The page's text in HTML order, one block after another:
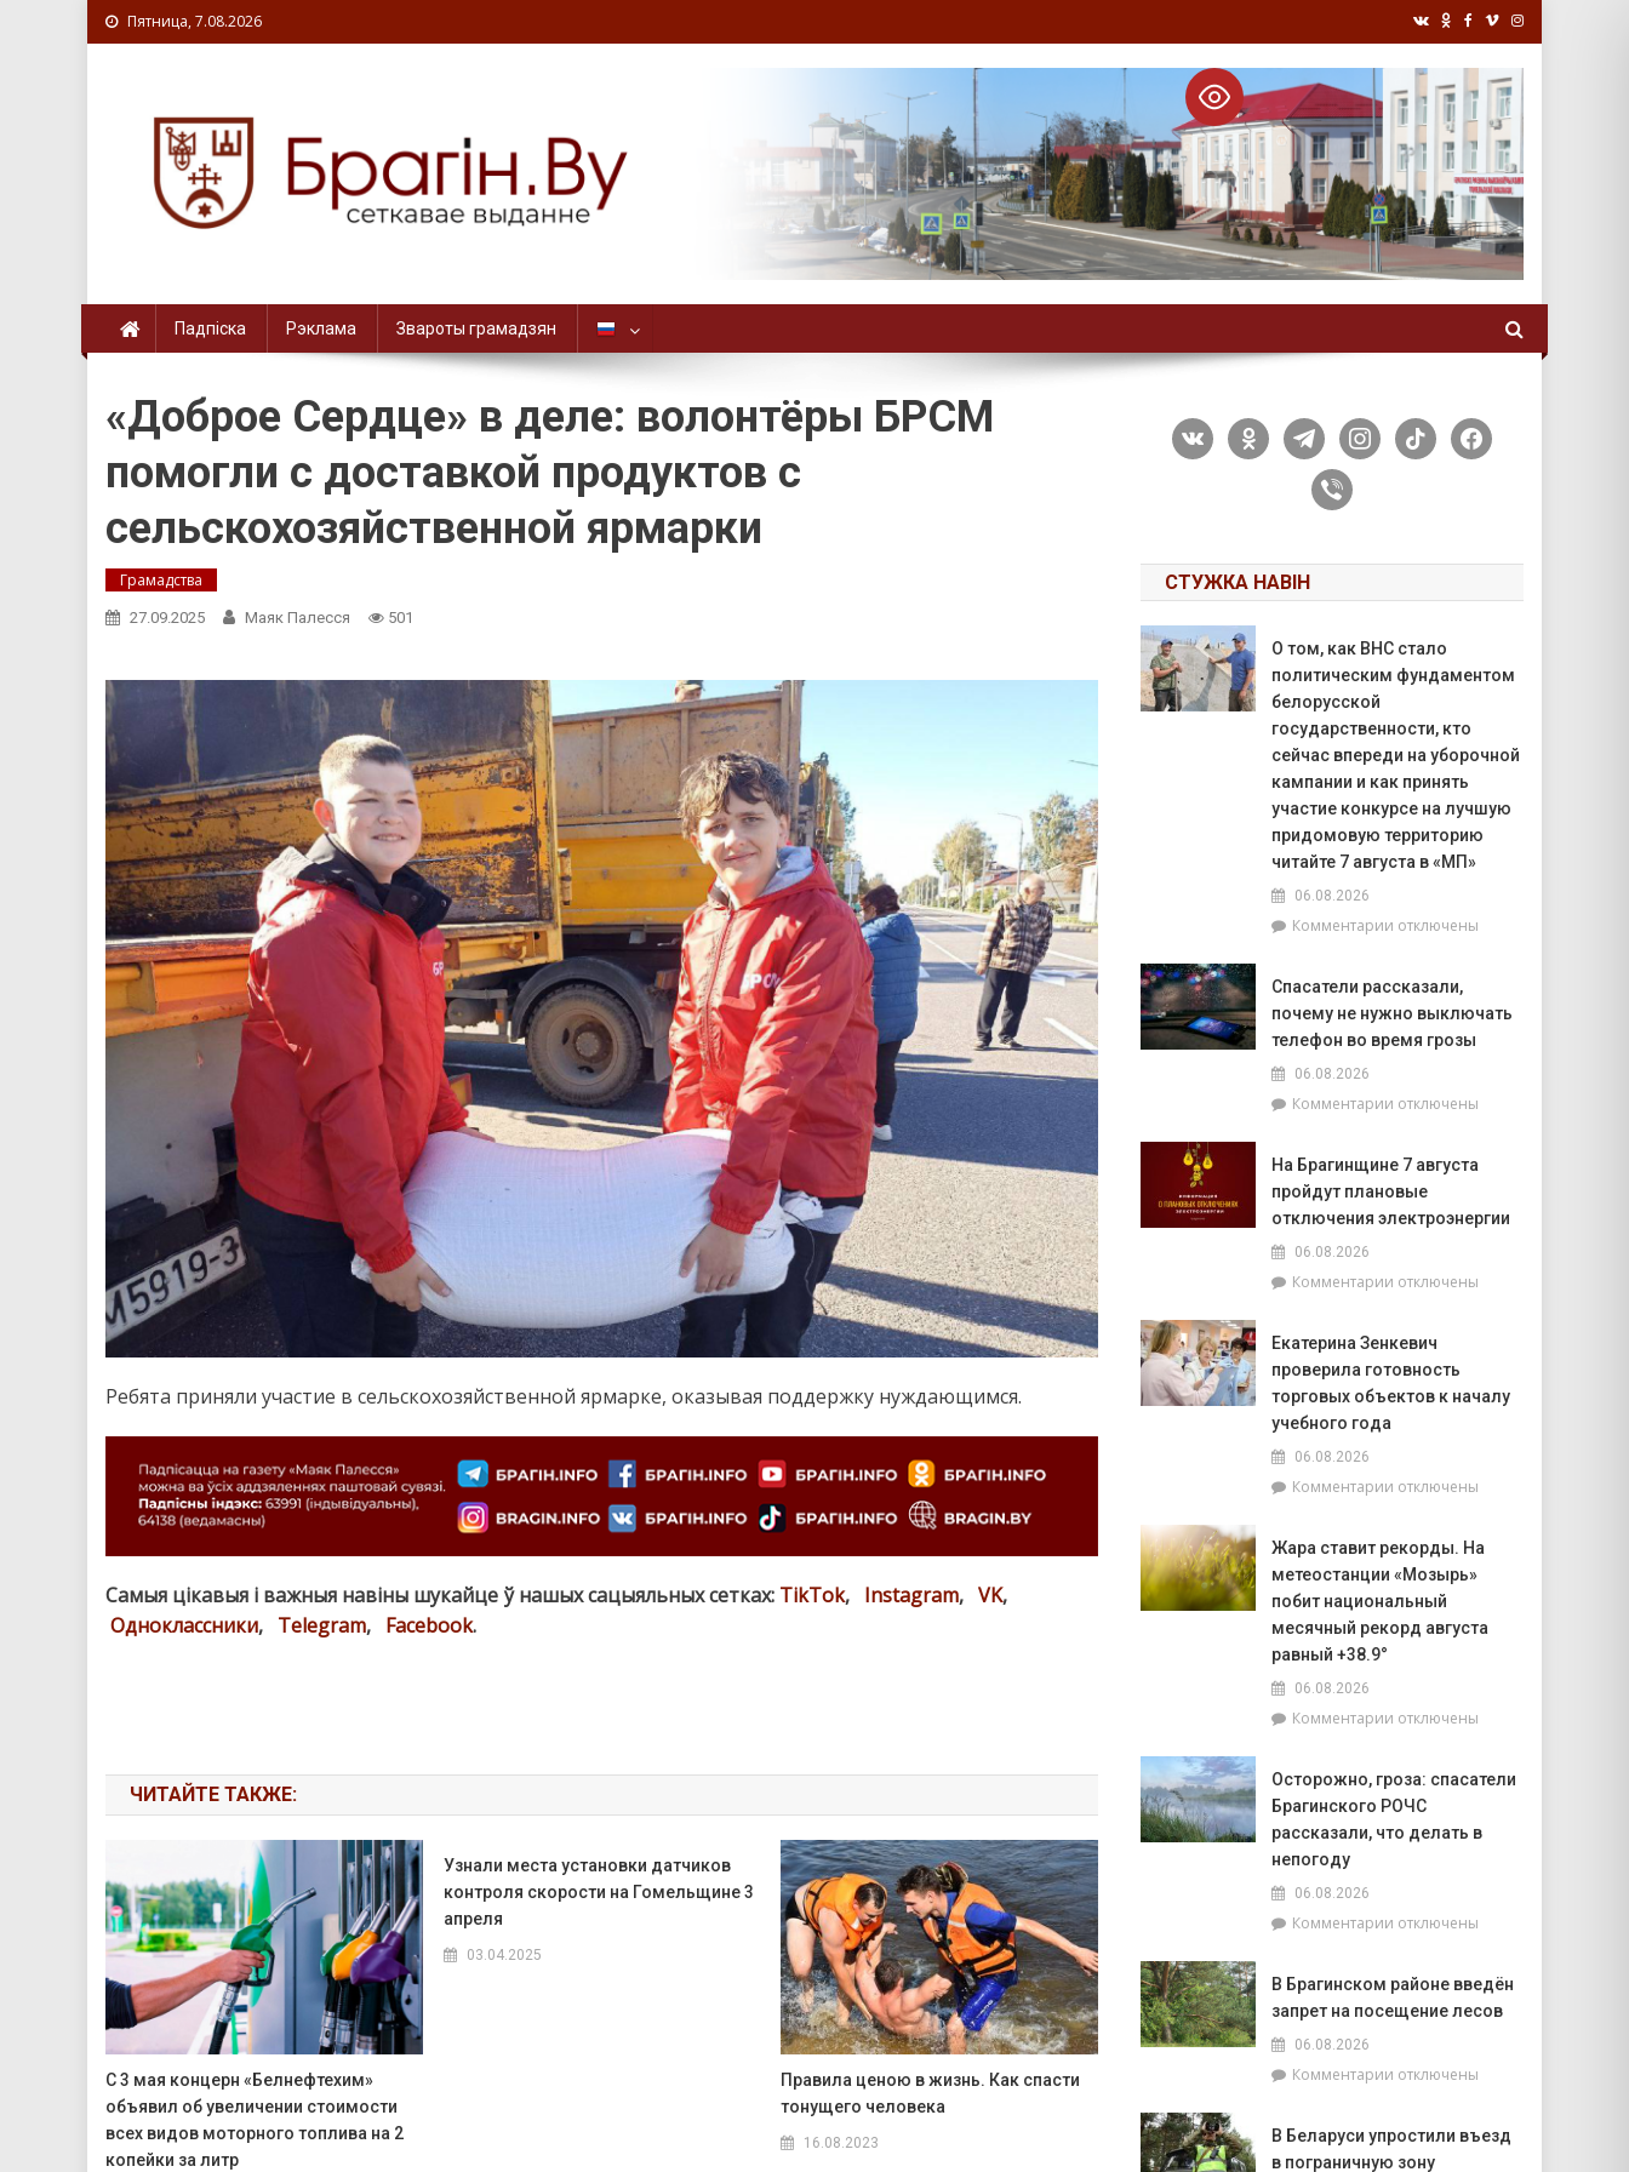
Пятница, 7.08.2026
Падпіска Рэклама Звароты грамадзян
«Доброе Сердце» в деле: волонтёры БРСМ
помогли с доставкой продуктов с
сельскохозяйственной ярмарки
Грамадства
27.09.2025 Маяк Палесся 501
Ребята приняли участие в сельскохозяйственной ярмарке, оказывая поддержку нуждающимся.
Самыя цікавыя і важныя навіны шукайце ў нашых сацыяльных сетках: TikTok, Instagram, VK,
Одноклассники, Telegram, Facebook.
ЧИТАЙТЕ ТАКЖЕ:
С 3 мая концерн «Белнефтехим»
объявил об увеличении стоимости
всех видов моторного топлива на 2
копейки за литр
Узнали места установки датчиков
контроля скорости на Гомельщине 3
апреля
03.04.2025
Правила ценою в жизнь. Как спасти
тонущего человека
16.08.2023
vkontakteodnoklassniki
telegraminstagram
tiktok facebook
viber
СТУЖКА НАВІН
О том, как ВНС стало
политическим фундаментом
белорусской
государственности, кто
сейчас впереди на уборочной
кампании и как принять
участие конкурсе на лучшую
придомовую территорию
читайте 7 августа в «МП»
06.08.2026
Комментариик
том,
как
ВНС
фундаментом
государственности,
кто
сейчас
впереди
кампании
как
принять
конкурсе
7
августа
отключены
Спасатели рассказали,
почему не нужно выключать
телефон во время грозы
06.08.2026
Комментариик
рассказали,
почему
не
телефон
грозы
отключены
На Брагинщине 7 августа
пройдут плановые
отключения электроэнергии
06.08.2026
Комментариик
Брагинщине
7
августа
электроэнергии
отключены
Екатерина Зенкевич
проверила готовность
торговых объектов к началу
учебного года
06.08.2026
Комментариик
Зенкевич
проверила
готовность
торговых
учебного
отключены
Жара ставит рекорды. На
метеостанции «Мозырь»
побит национальный
месячный рекорд августа
равный +38.9°
06.08.2026
Комментариик
ставит
рекорды.
На
национальный
августа
равный
отключены
Осторожно, гроза: спасатели
Брагинского РОЧС
рассказали, что делать в
непогоду
06.08.2026
Комментариик
гроза:
спасатели
рассказали,
делать
отключены
В Брагинском районе введён
запрет на посещение лесов
06.08.2026
Комментариик
Брагинском
районе
отключены
В Беларуси упростили въезд
в пограничную зону